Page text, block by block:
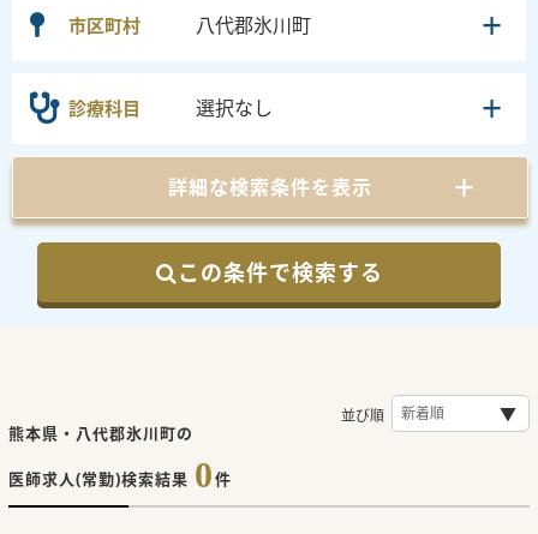
市区町村 八代郡氷川町
診療科目 選択なし
詳細な検索条件を表示
この条件で検索する
熊本県・八代郡氷川町の
医師求人(常勤)検索結果 0件
並び順